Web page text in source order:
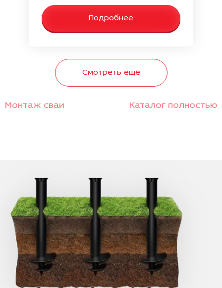
Подробнее
Смотреть ещё
Монтаж сваи Каталог полностью